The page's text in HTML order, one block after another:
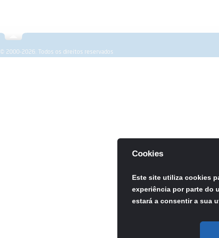
Sobre a SPEMD Revista Formação Investigação
© 2000-2026. Todos os direitos reservados
Cookies
Este site utiliza cookies
experiência por parte do
estará a consentir a sua